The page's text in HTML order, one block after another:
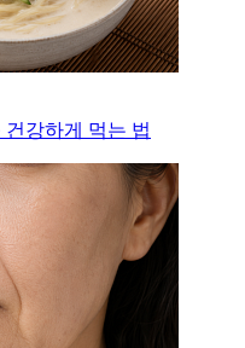
건강하게 먹는 법